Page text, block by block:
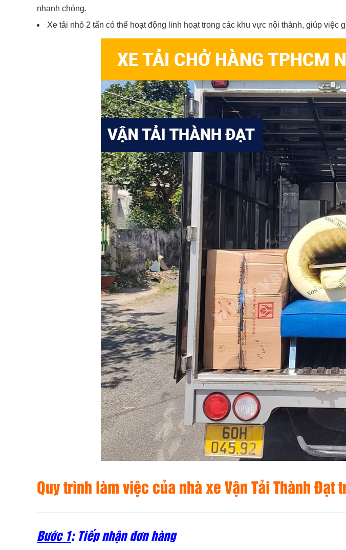
nhanh chóng.
Xe tải nhỏ 2 tấn có thể hoạt động linh hoạt trong các khu vực nội thành, giúp việc
Quy trình làm việc của nhà xe Vận Tải Thành Đạt
Bước 1: Tiếp nhận đơn hàng